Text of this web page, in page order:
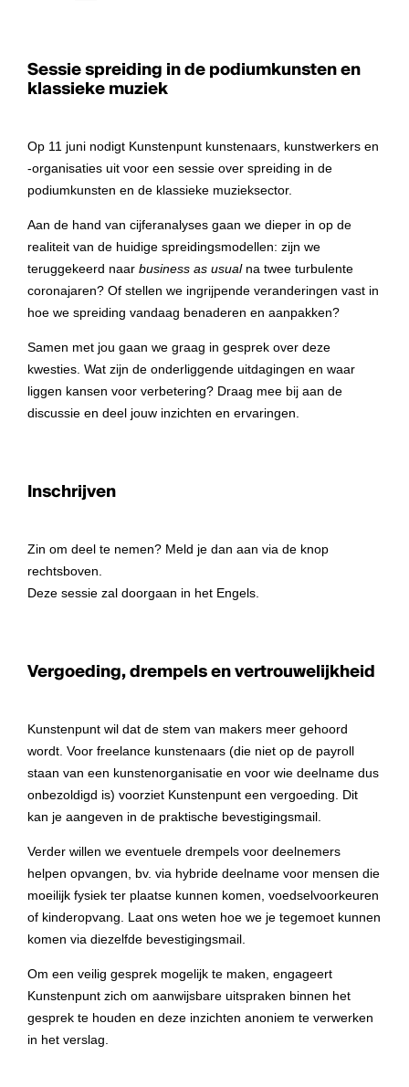
Sessie spreiding in de podiumkunsten en
klassieke muziek
Op 11 juni nodigt Kunstenpunt kunstenaars, kunstwerkers en
-organisaties uit voor een sessie over spreiding in de
podiumkunsten en de klassieke muzieksector.
Aan de hand van cijferanalyses gaan we dieper in op de
realiteit van de huidige spreidingsmodellen: zijn we
teruggekeerd naar business as usualna twee turbulente
coronajaren? Of stellen we ingrijpende veranderingen vast in
hoe we spreiding vandaag benaderen en aanpakken?
Samen met jou gaan we graag in gesprek over deze
kwesties. Wat zijn de onderliggende uitdagingen en waar
liggen kansen voor verbetering? Draag mee bij aan de
discussie en deel jouw inzichten en ervaringen.
Inschrijven
Zin om deel te nemen? Meld je dan aan via de knop
rechtsboven.
Deze sessie zal doorgaan in het Engels.
Vergoeding, drempels en vertrouwelijkheid
Kunstenpunt wil dat de stem van makers meer gehoord
wordt. Voor freelance kunstenaars (die niet op de payroll
staan van een kunstenorganisatie en voor wie deelname dus
onbezoldigd is) voorziet Kunstenpunt een vergoeding. Dit
kan je aangeven in de praktische bevestigingsmail.
Verder willen we eventuele drempels voor deelnemers
helpen opvangen, bv. via hybride deelname voor mensen die
moeilijk fysiek ter plaatse kunnen komen, voedselvoorkeuren
of kinderopvang. Laat ons weten hoe we je tegemoet kunnen
komen via diezelfde bevestigingsmail.
Om een veilig gesprek mogelijk te maken, engageert
Kunstenpunt zich om aanwijsbare uitspraken binnen het
gesprek te houden en deze inzichten anoniem te verwerken
in het verslag.